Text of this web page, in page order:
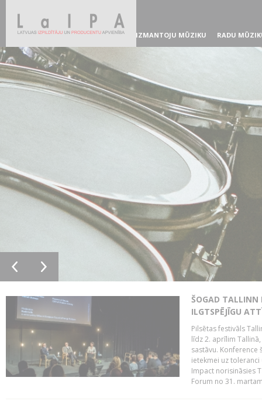
IZMANTOJU MŪZIKU RADU
ŠOGAD TALLINN
ILGTSPĒJĪGU
Pilsētas festivāls
līdz 2. aprīlim
sastāvu.
ietekmei uz
Impact norisināsies
Forum no 31.